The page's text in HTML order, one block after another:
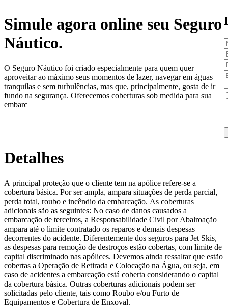
Simule agora online seu Seguro
Náutico.
O Seguro Náutico foi criado especialmente para quem quer
aproveitar ao máximo seus momentos de lazer, navegar em águas
tranquilas e sem turbulências, mas que, principalmente, gosta de ir
fundo na segurança. Oferecemos coberturas sob medida para sua
embarc
Detalhes
A principal proteção que o cliente tem na apólice refere-se a
cobertura básica. Por ser ampla, ampara situações de perda parcial,
perda total, roubo e incêndio da embarcação. As coberturas
adicionais são as seguintes: No caso de danos causados a
embarcação de terceiros, a Responsabilidade Civil por Abalroação
ampara até o limite contratado os reparos e demais despesas
decorrentes do acidente. Diferentemente dos seguros para Jet Skis,
as despesas para remoção de destroços estão cobertas, com limite de
capital discriminado nas apólices. Devemos ainda ressaltar que estão
cobertas a Operação de Retirada e Colocação na Água, ou seja, em
caso de acidentes a embarcação está coberta considerando o capital
da cobertura básica. Outras coberturas adicionais podem ser
solicitadas pelo cliente, tais como Roubo e/ou Furto de
Equipamentos e Cobertura de Enxoval.